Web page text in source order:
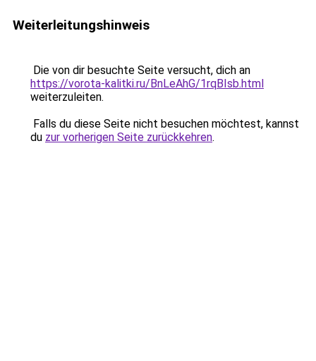
Weiterleitungshinweis
Die von dir besuchte Seite versucht, dich an
https://vorota-kalitki.ru/BnLeAhG/1rqBIsb.html
weiterzuleiten.
Falls du diese Seite nicht besuchen möchtest, kannst
du zur vorherigen Seite zurückkehren.